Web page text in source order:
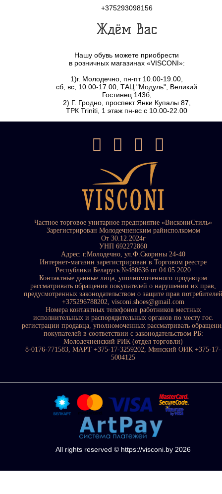
+375293098156
Ждём Вас
Нашу обувь можете приобрести
в розничных магазинах «VISCONI»:
1)г. Молодечно, пн-пт 10.00-19.00,
сб, вс, 10.00-17.00, ТАЦ "Модуль", Великий
Гостинец 143б;
2) Г. Гродно, проспект Янки Купалы 87,
ТРК Triniti, 1 этаж пн-вс с 10.00-22.00
Частное торговое унитарное предприятие «ВискониСтиль»
Зарегистрирован Молодечненским райисполкомом
От 30.12.2024г
УНП 692272860
Адрес: г.Молодечно, ул.Ф.Скорины 24-40
Интернет-магазин зарегистрирован в Торговом реестре
Республики Беларусь:№480636 от 04.05.2020
Контактные данные лица, уполномоченного продавцом
рассматривать обращения покупателей о нарушении их прав,
предусмотренных законодательством о защите прав потребителей
+375296788202, visconi.shoes@gmail.com
Номера контактных телефонов работников местных
исполнительных и распорядительных органов по месту гос.
регистрации продавца, уполномоченных рассматривать
покупателей в соответствии с законодательством РБ:
Молодечненский РИК (отдел торговли)
8-0176-771583, МАРТ +375-17-3259202, Минский ОИК +375-17-
5004125
All rights reserved © https://visconi.by 2026